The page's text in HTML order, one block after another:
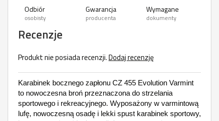
Odbiór
osobisty
Gwarancja
producenta
Wymagane
dokumenty
Recenzje
Produkt nie posiada recenzji.Dodaj recenzję
Karabinek bocznego zapłonu CZ 455 Evolution Varmint
to nowoczesna broń przeznaczona do strzelania
sportowego i rekreacyjnego. Wyposażony w varmintową
lufę, nowoczesną osadę i lekki spust karabinek sportowy,